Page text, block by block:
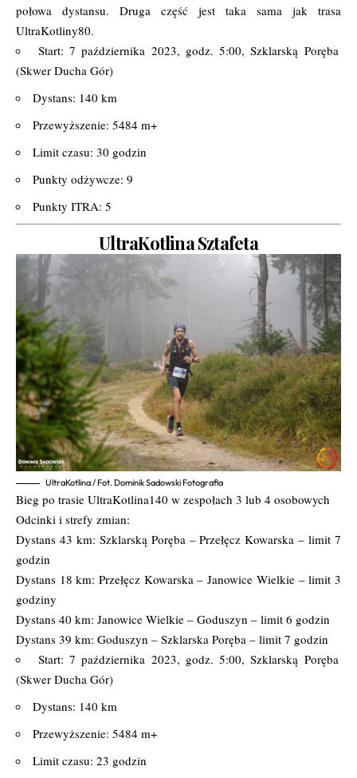
połowa dystansu. Druga część jest taka sama jak trasa
UltraKotliny80.
Start: 7 października 2023, godz. 5:00, Szklarską Poręba
(Skwer Ducha Gór)
Dystans: 140 km
Przewyższenie: 5484 m+
Limit czasu: 30 godzin
Punkty odżywcze: 9
Punkty ITRA: 5
UltraKotlina Sztafeta
UltraKotlina / Fot. Dominik Sadowski Fotografia
Bieg po trasie UltraKotlina140 w zespołach 3 lub 4 osobowych
Odcinki i strefy zmian:
Dystans 43 km: Szklarską Poręba – Przełęcz Kowarska – limit 7
godzin
Dystans 18 km: Przełęcz Kowarska – Janowice Wielkie – limit 3
godziny
Dystans 40 km: Janowice Wielkie – Goduszyn – limit 6 godzin
Dystans 39 km: Goduszyn – Szklarska Poręba – limit 7 godzin
Start: 7 października 2023, godz. 5:00, Szklarską Poręba
(Skwer Ducha Gór)
Dystans: 140 km
Przewyższenie: 5484 m+
Limit czasu: 23 godzin